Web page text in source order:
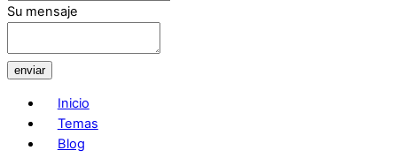
Su mensaje
enviar
Inicio
Temas
Blog